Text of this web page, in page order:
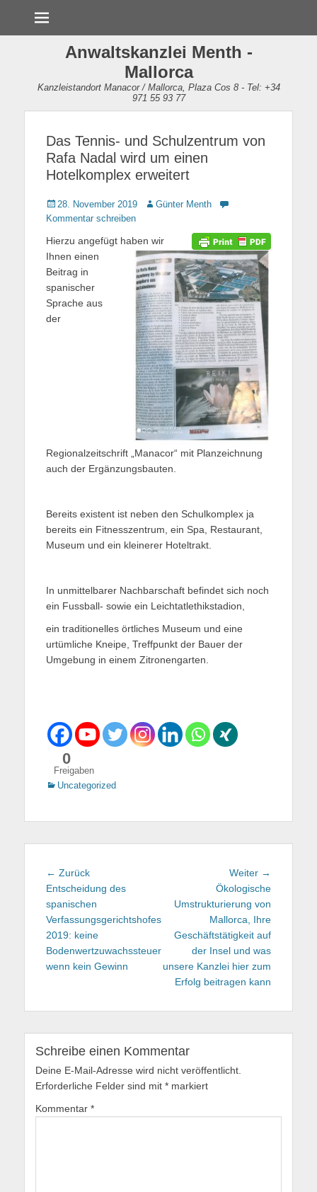
Anwaltskanzlei Menth -
Mallorca
Kanzleistandort Manacor / Mallorca, Plaza Cos 8 - Tel: +34
971 55 93 77
Das Tennis- und Schulzentrum von
Rafa Nadal wird um einen
Hotelkomplex erweitert
Gepostet
am
28. November 2019 AutorGünter Menth
Kommentar schreiben
Hierzu angefügt haben wir
Ihnen einen
Beitrag in
spanischer
Sprache aus
der
Regionalzeitschrift „Manacor“ mit Planzeichnung
auch der Ergänzungsbauten.
Bereits existent ist neben den Schulkomplex ja
bereits ein Fitnesszentrum, ein Spa, Restaurant,
Museum und ein kleinerer Hoteltrakt.
In unmittelbarer Nachbarschaft befindet sich noch
ein Fussball- sowie ein Leichtatlethikstadion,
ein traditionelles örtliches Museum und eine
urtümliche Kneipe, Treffpunkt der Bauer der
Umgebung in einem Zitronengarten.
0
Freigaben
Kategorien
Uncategorized
Beitragsnavigation
← Zurück
Beitrag:
Entscheidung des
spanischen
Verfassungsgerichtshofes
2019: keine
Bodenwertzuwachssteuer
wenn kein Gewinn
Weiter →
Ökologische
Umstrukturierung von
Mallorca, Ihre
Geschäftstätigkeit auf
der Insel und was
unsere Kanzlei hier zum
Erfolg beitragen kann
Schreibe einen Kommentar
Deine E-Mail-Adresse wird nicht veröffentlicht.
Erforderliche Felder sind mit * markiert
Kommentar *